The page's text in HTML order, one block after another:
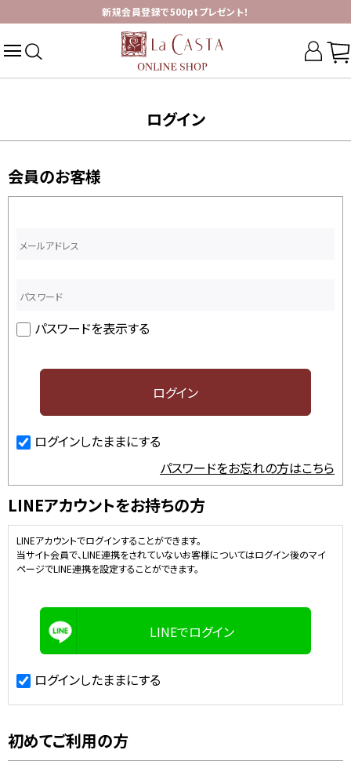
新規会員登録で500ptプレゼント！
ログイン
会員のお客様
パスワードを表示する
ログインしたままにする
パスワードをお忘れの方はこちら
LINEアカウントをお持ちの方
LINEアカウントでログインすることができます。
当サイト会員で、LINE連携をされていないお客様についてはログイン後のマイ
ページでLINE連携を設定することができます。
LINEでログイン
ログインしたままにする
初めてご利用の方